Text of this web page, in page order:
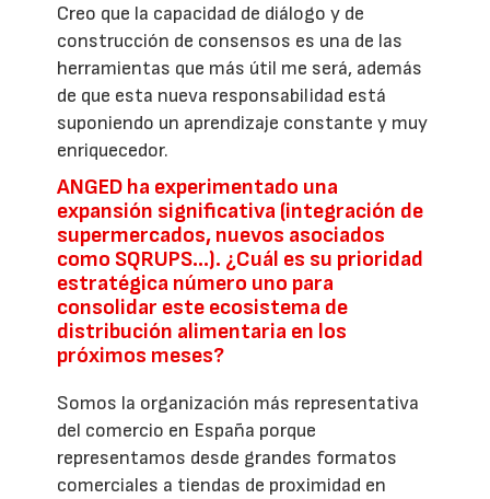
Creo que la capacidad de diálogo y de
construcción de consensos es una de las
herramientas que más útil me será, además
de que esta nueva responsabilidad está
suponiendo un aprendizaje constante y muy
enriquecedor.
ANGED ha experimentado una
expansión significativa (integración de
supermercados, nuevos asociados
como SQRUPS...). ¿Cuál es su prioridad
estratégica número uno para
consolidar este ecosistema de
distribución alimentaria en los
próximos meses?
Somos la organización más representativa
del comercio en España porque
representamos desde grandes formatos
comerciales a tiendas de proximidad en